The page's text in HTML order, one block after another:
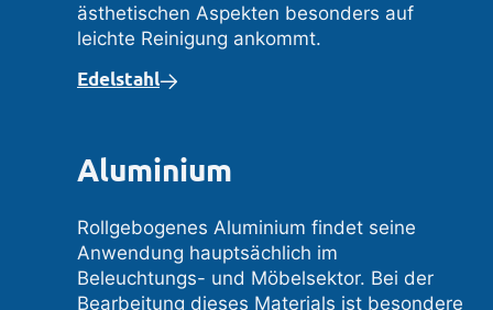
ästhetischen Aspekten besonders auf
leichte Reinigung ankommt.
Edelstahl
Aluminium
Rollgebogenes Aluminium findet seine
Anwendung hauptsächlich im
Beleuchtungs- und Möbelsektor. Bei der
Bearbeitung dieses Materials ist besondere